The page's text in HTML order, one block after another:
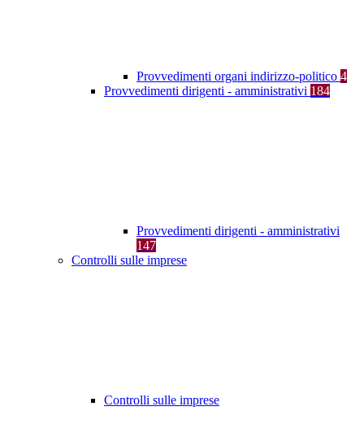
Provvedimenti organi indirizzo-politico 4
Provvedimenti dirigenti - amministrativi 184
Provvedimenti dirigenti - amministrativi
147
Controlli sulle imprese
Controlli sulle imprese